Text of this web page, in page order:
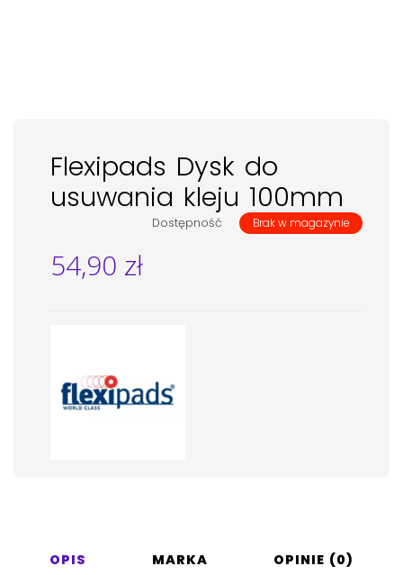
Flexipads Dysk do
usuwania kleju 100mm
Dostępność Brak w magazynie
54,90 zł
OPIS MARKA OPINIE (0)